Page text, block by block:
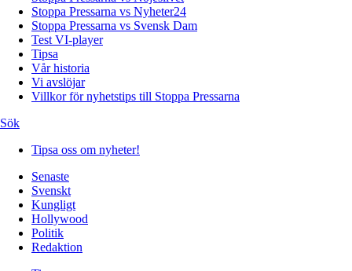
Stoppa Pressarna vs Nyheter24
Stoppa Pressarna vs Svensk Dam
Test VI-player
Tipsa
Vår historia
Vi avslöjar
Villkor för nyhetstips till Stoppa Pressarna
Sök
Tipsa oss om nyheter!
Senaste
Svenskt
Kungligt
Hollywood
Politik
Redaktion